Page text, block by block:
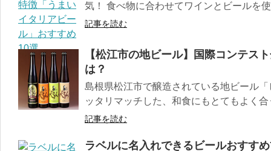
気！ 食べ物に合わせてワインとビールを
記事を読む
【松江市の地ビール】国際コンテス
は？
島根県松江市で醸造されている地ビール
ッタリマッチした、和食にもとてもよく
記事を読む
ラベルに名入れできるビールおすす